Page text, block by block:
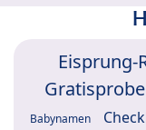
Eisprung-
Babynamen